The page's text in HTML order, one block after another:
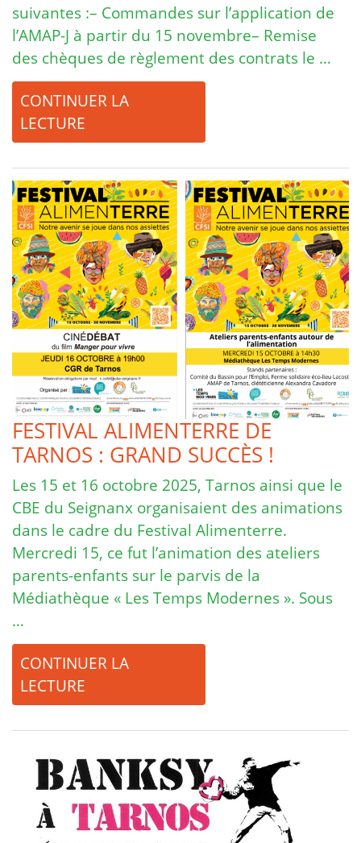
suivantes :– Commandes sur l’application de
l’AMAP-J à partir du 15 novembre– Remise
des chèques de règlement des contrats le …
CONTINUER LA
LECTURE
FESTIVAL ALIMENTERRE DE
TARNOS : GRAND SUCCÈS !
Les 15 et 16 octobre 2025, Tarnos ainsi que le
CBE du Seignanx organisaient des animations
dans le cadre du Festival Alimenterre.
Mercredi 15, ce fut l’animation des ateliers
parents-enfants sur le parvis de la
Médiathèque « Les Temps Modernes ». Sous
…
CONTINUER LA
LECTURE